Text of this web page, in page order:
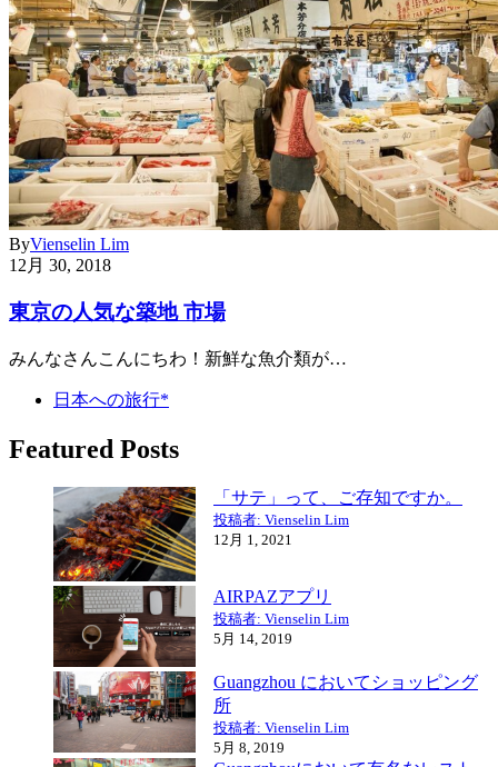
ByVienselin Lim
12月 30, 2018
東京の人気な築地 市場
みんなさんこんにちわ！新鮮な魚介類が…
日本への旅行*
Featured Posts
「サテ」って、ご存知ですか。
投稿者: Vienselin Lim
12月 1, 2021
AIRPAZアプリ
投稿者: Vienselin Lim
5月 14, 2019
Guangzhou においてショッピング
所
投稿者: Vienselin Lim
5月 8, 2019